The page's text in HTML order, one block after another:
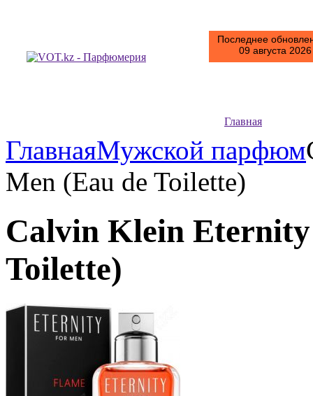
Последнее
09 августа
Главная
ГлавнаяМужской парфюм
Men (Eau de Toilette)
Calvin Klein
Toilette)